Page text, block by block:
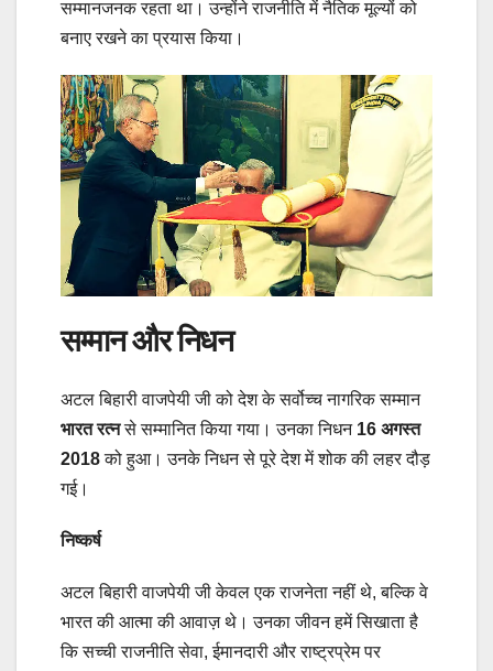
सम्मानजनक रहता था। उन्होंने राजनीति में नैतिक मूल्यों को
बनाए रखने का प्रयास किया।
सम्मान और निधन
अटल बिहारी वाजपेयी जी को देश के सर्वोच्च नागरिक सम्मान
भारत रत्नसे सम्मानित किया गया। उनका निधन 16 अगस्त
2018को हुआ। उनके निधन से पूरे देश में शोक की लहर दौड़
गई।
निष्कर्ष
अटल बिहारी वाजपेयी जी केवल एक राजनेता नहीं थे, बल्कि वे
भारत की आत्मा की आवाज़ थे। उनका जीवन हमें सिखाता है
कि सच्ची राजनीति सेवा, ईमानदारी और राष्ट्रप्रेम पर